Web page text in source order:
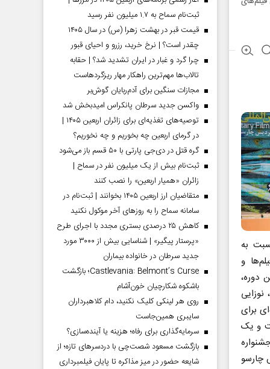
به
و
دوره،
برای
و یک
دی‌ماه در پردیس چارسو
ثبت‌نام سماح به ۱.۷ میلیون نفر رسید
قیمت قبر در بهشت زهرا (س) در سال ۱۴۰۵
چقدر است؟ | نرخ خرید، رزرو و احیای قبور
چرا گرد و غبار در ایران تشدید شد؟ | حقابه
تالاب‌ها مهم‌ترین راهکار مهار ریزگردهاست
مجازات سنگین برای آدم‌ربایان گوش‌بر
واکسن جدید سرطان پانکراس امیدبخش شد
توصیه‌های تغذیه‌ای برای زائران اربعین ۱۴۰۵ |
در گرمای اربعین چه بخوریم و چه نخوریم؟
گره قتل در دی‌جی پارتی با ۵۰ قسم باز می‌شود
ثبت‌نام بیش از یک میلیون نفر در سماح |
زائران «همیار اربعین» را نصب کنند
متقاضیان ارز اربعین ۱۴۰۵ بخوانند | ثبت‌نام در
سامانه سماح را به روز‌های آخر موکول نکنید
کاهش ۲۵ درصدی بستری مجدد با اجرای طرح
«پرستار پیگیر» | شناسایی بیش از ۳۰۰۰ مورد
جدید سرطان در خانواده بیماران
Castlevania: Belmont’s Curse؛ بازگشت
باشکوه شکارچیان خون‌آشام
روی هر لینکی کلیک نکنید، دام کلاهبرداران
سایبری همین‌جاست
سرمایه‌گذاری برای رفاه؛ هزینه یا آینده‌سازی؟
بازگشت مسعود شصت‌چی با دردسر‌های تازه؛ از
شایعه حضور در میز مذاکره تا پایان فیلمبرداری